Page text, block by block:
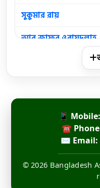
সুকুমার রায়
আবু জাফর ওবায়দুল্লাহ
মহাদেব সাহা
📱
☎ Phone:
✉ Email:
© 2026 Bangladesh